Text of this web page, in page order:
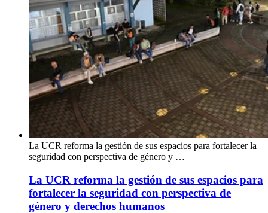
La UCR reforma la gestión de sus espacios para fortalecer la
seguridad con perspectiva de género y …
La UCR reforma la gestión de sus espacios para
fortalecer la seguridad con perspectiva de
género y derechos humanos